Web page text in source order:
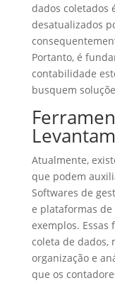
dados coletados
desatualizados
Portanto, é
contabilidade
busquem
Atualmente,
que podem
Softwares de
e plataformas
exemplos.
coleta de dados,
organização e
que os